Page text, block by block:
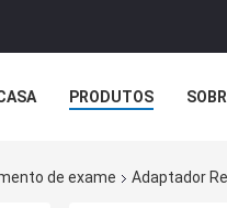
PRODUTOS
de exame Adaptador